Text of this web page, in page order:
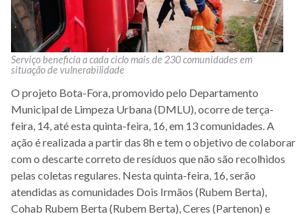
Serviço beneficia a cada ciclo mais de 230 comunidades em
situação de vulnerabilidade
O projeto Bota-Fora, promovido pelo Departamento
Municipal de Limpeza Urbana (DMLU), ocorre de terça-
feira, 14, até esta quinta-feira, 16, em 13 comunidades. A
ação é realizada a partir das 8h e tem o objetivo de colaborar
com o descarte correto de resíduos que não são recolhidos
pelas coletas regulares. Nesta quinta-feira, 16, serão
atendidas as comunidades Dois Irmãos (Rubem Berta),
Cohab Rubem Berta (Rubem Berta), Ceres (Partenon) e